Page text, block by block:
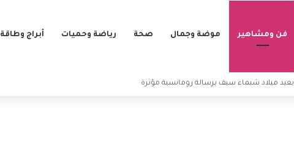
فن ومشاهير موضة وجمال صحة رياضة وحميات أبراج وطاقة